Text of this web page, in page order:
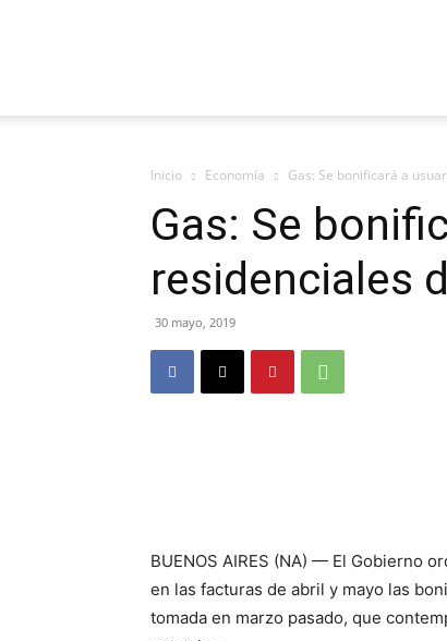
Inicio Economía Gas: Se bonificará a
Gas: Se
residenciales
30 mayo, 2019
BUENOS AIRES (NA) — El Gobierno
en las facturas de abril y mayo las
tomada en marzo pasado, que